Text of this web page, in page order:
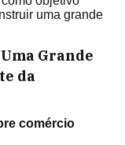
uma grande
Grande
da
comércio